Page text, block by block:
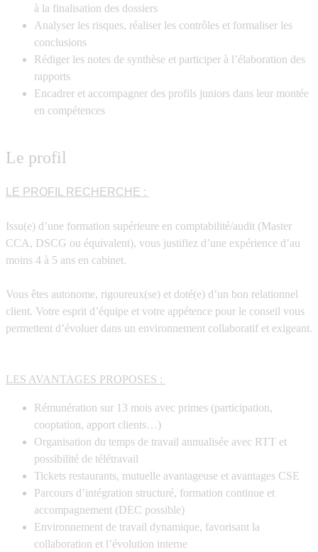
à la finalisation des dossiers
Analyser les risques, réaliser les contrôles et formaliser les
conclusions
Rédiger les notes de synthèse et participer à l’élaboration des
rapports
Encadrer et accompagner des profils juniors dans leur montée
en compétences
Le profil
LE PROFIL RECHERCHE :
Issu(e) d’une formation supérieure en comptabilité/audit (Master
CCA, DSCG ou équivalent), vous justifiez d’une expérience d’au
moins 4 à 5 ans en cabinet.
Vous êtes autonome, rigoureux(se) et doté(e) d’un bon relationnel
client. Votre esprit d’équipe et votre appétence pour le conseil vous
permettent d’évoluer dans un environnement collaboratif et exigeant.
LES AVANTAGES PROPOSES :
Rémunération sur 13 mois avec primes (participation,
cooptation, apport clients…)
Organisation du temps de travail annualisée avec RTT et
possibilité de télétravail
Tickets restaurants, mutuelle avantageuse et avantages CSE
Parcours d’intégration structuré, formation continue et
accompagnement (DEC possible)
Environnement de travail dynamique, favorisant la
collaboration et l’évolution interne